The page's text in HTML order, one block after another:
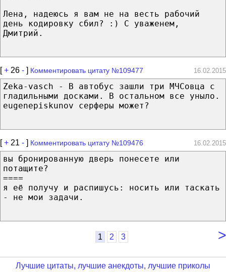
Лена, надеюсь я вам не на весть рабочий
день кодировку сбил? :) С уваженем,
Дмитрий.
[+ 26 - ] Комментировать цитату №109477 16.02.2015
Zeka-vasch - В автобус зашли три МЧСовца с
гладильными досками. В остальном все уныло.
eugenepiskunov серферы может?
[+ 21 - ] Комментировать цитату №109476 16.02.2015
вы бронированную дверь понесете или
потащите?
====
я её получу и распишусь: носить или таскать
- не мои задачи.
>
1 2 3
Лучшие цитаты, лучшие анекдоты, лучшие приколы